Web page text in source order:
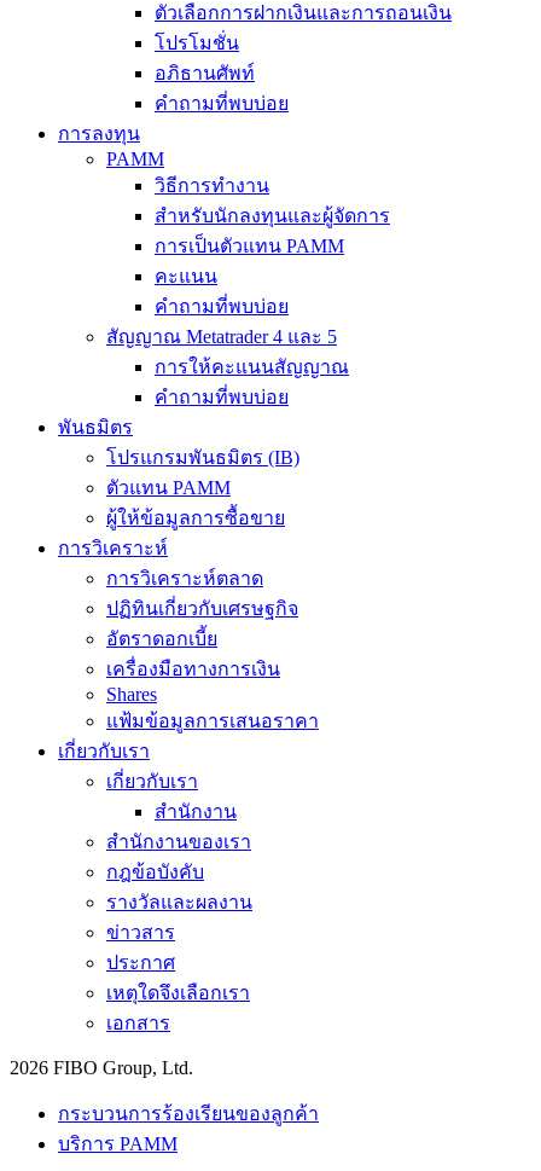
ตัวเลือกการฝากเงินและการถอนเงิน
โปรโมชั่น
อภิธานศัพท์
คำถามที่พบบ่อย
การลงทุน
PAMM
วิธีการทำงาน
สำหรับนักลงทุนและผู้จัดการ
การเป็นตัวแทน PAMM
คะแนน
คำถามที่พบบ่อย
สัญญาณ Metatrader 4 และ 5
การให้คะแนนสัญญาณ
คำถามที่พบบ่อย
พันธมิตร
โปรแกรมพันธมิตร (IB)
ตัวแทน PAMM
ผู้ให้ข้อมูลการซื้อขาย
การวิเคราะห์
การวิเคราะห์ตลาด
ปฏิทินเกี่ยวกับเศรษฐกิจ
อัตราดอกเบี้ย
เครื่องมือทางการเงิน
Shares
แฟ้มข้อมูลการเสนอราคา
เกี่ยวกับเรา
เกี่ยวกับเรา
สำนักงาน
สำนักงานของเรา
กฎข้อบังคับ
รางวัลและผลงาน
ข่าวสาร
ประกาศ
เหตุใดจึงเลือกเรา
เอกสาร
2026 FIBO Group, Ltd.
กระบวนการร้องเรียนของลูกค้า
บริการ PAMM